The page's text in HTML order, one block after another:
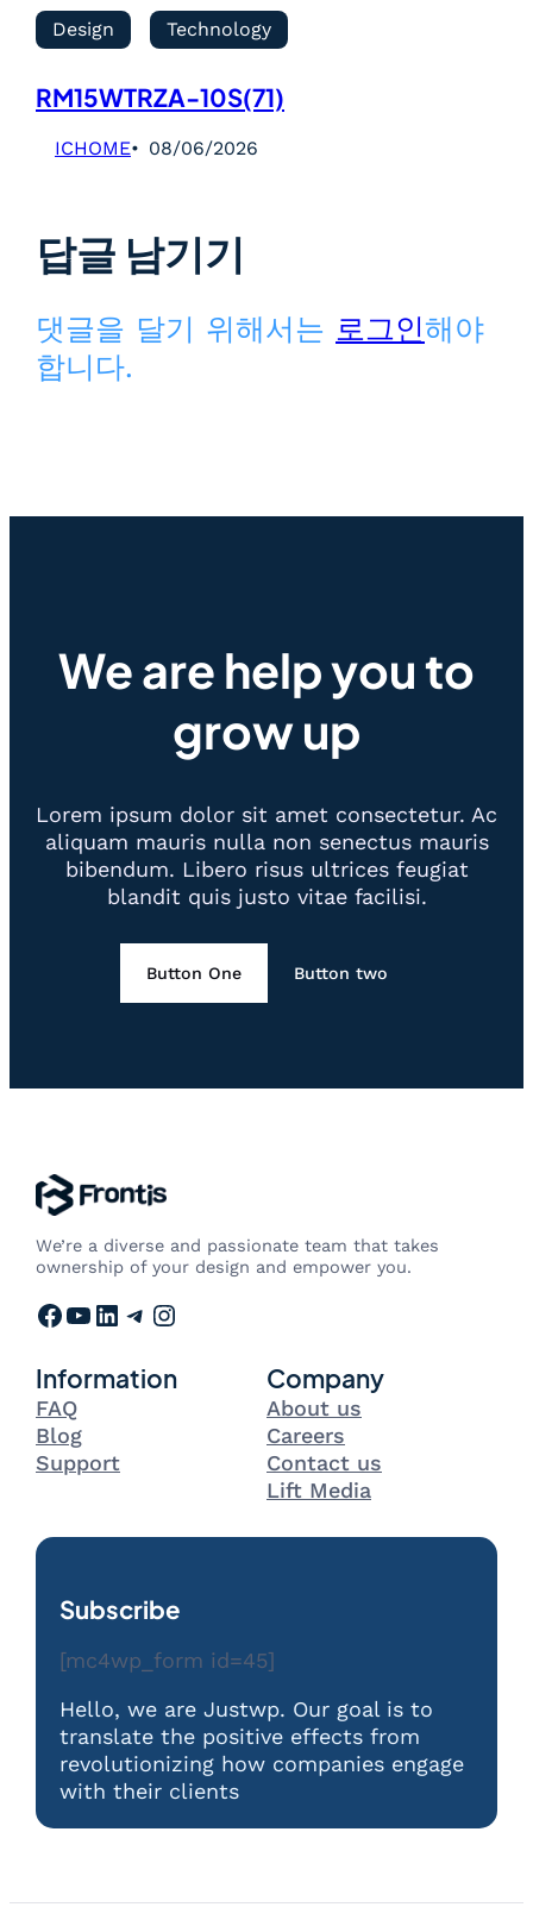
Design Technology
RM15WTRZA-10S(71)
ICHOME 08/06/2026
답글 남기기
댓글을 달기 위해서는 로그인해야
합니다.
We are help you to
grow up
Lorem ipsum dolor sit amet consectetur. Ac
aliquam mauris nulla non senectus mauris
bibendum. Libero risus ultrices feugiat
blandit quis justo vitae facilisi.
Button One Button two
We’re a diverse and passionate team that takes
ownership of your design and empower you.
Facebook YouTube LinkedIn Telegram Instagram
Information
FAQ
Blog
Support
Company
About us
Careers
Contact us
Lift Media
Subscribe
[mc4wp_form id=45]
Hello, we are Justwp. Our goal is to
translate the positive effects from
revolutionizing how companies engage
with their clients